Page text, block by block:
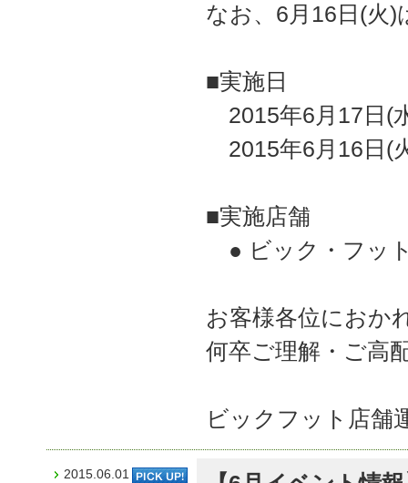
なお、6月16日(火
■実施日
2015年6月17日(
2015年6月16日(
■実施店舗
● ビック・フッ
お客様各位におか
何卒ご理解・ご高
ビックフット店舗
2015.06.01